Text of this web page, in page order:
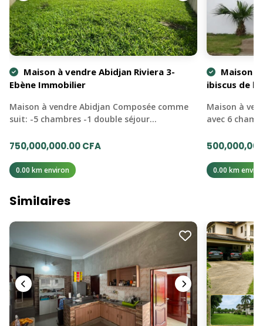
Maison à vendre Abidjan Riviera 3-
Ebène Immobilier
Maison à vendre Abidjan Composée comme
suit: -5 chambres -1 double séjour…
750,000,000.00 CFA
0.00 km environ
Maison
ibiscus de
Maison à
avec 6
0.00 km
Similaires